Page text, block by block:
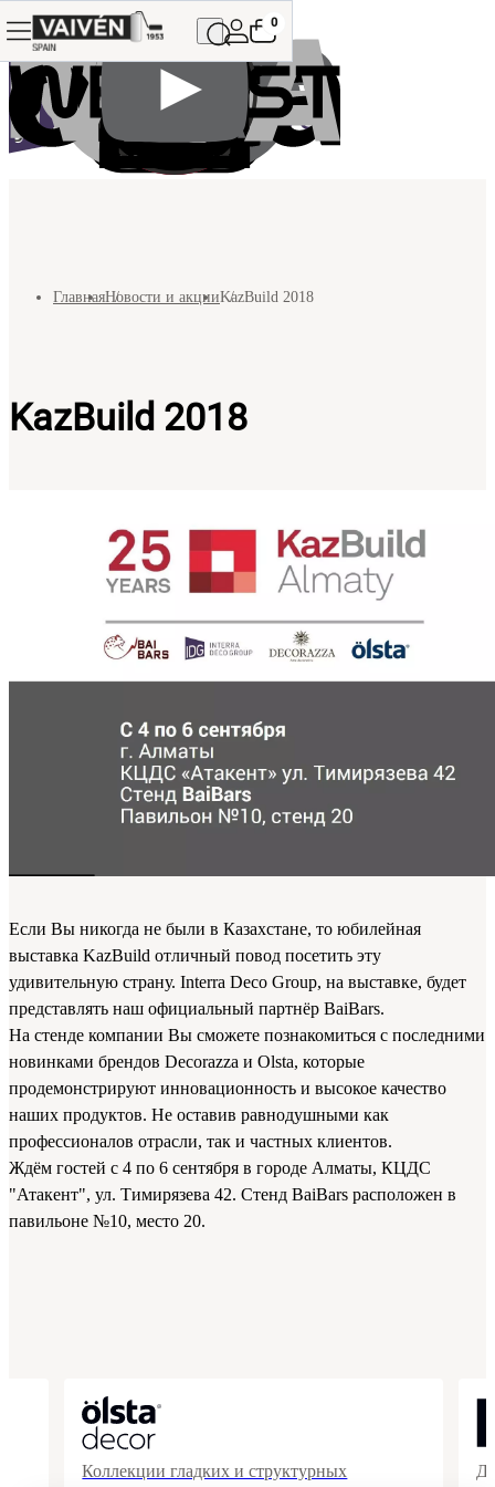
0
ГлавнаяНовости и акцииKazBuild 2018
KazBuild 2018
Если Вы никогда не были в Казахстане, то юбилейная
выставка KazBuild отличный повод посетить эту
удивительную страну. Interra Deco Group, на выставке, будет
представлять наш официальный партнёр BaiBars.
На стенде компании Вы сможете познакомиться с последними
новинками брендов Decorazza и Olsta, которые
продемонстрируют инновационность и высокое качество
наших продуктов. Не оставив равнодушными как
профессионалов отрасли, так и частных клиентов.
Ждём гостей с 4 по 6 сентября в городе Алматы, КЦДС
"Атакент", ул. Тимирязева 42. Стенд BaiBars расположен в
павильоне №10, место 20.
Коллекции гладких и структурных